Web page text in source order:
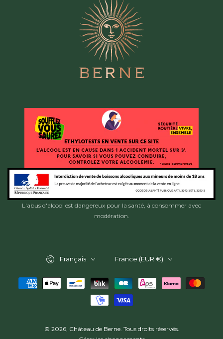
L'abus d'alcool est dangereux pour la santé, à consommer avec
modération.
© 2026, Château de Berne. Tous droits réservés.
Français France (EUR €)
Modes